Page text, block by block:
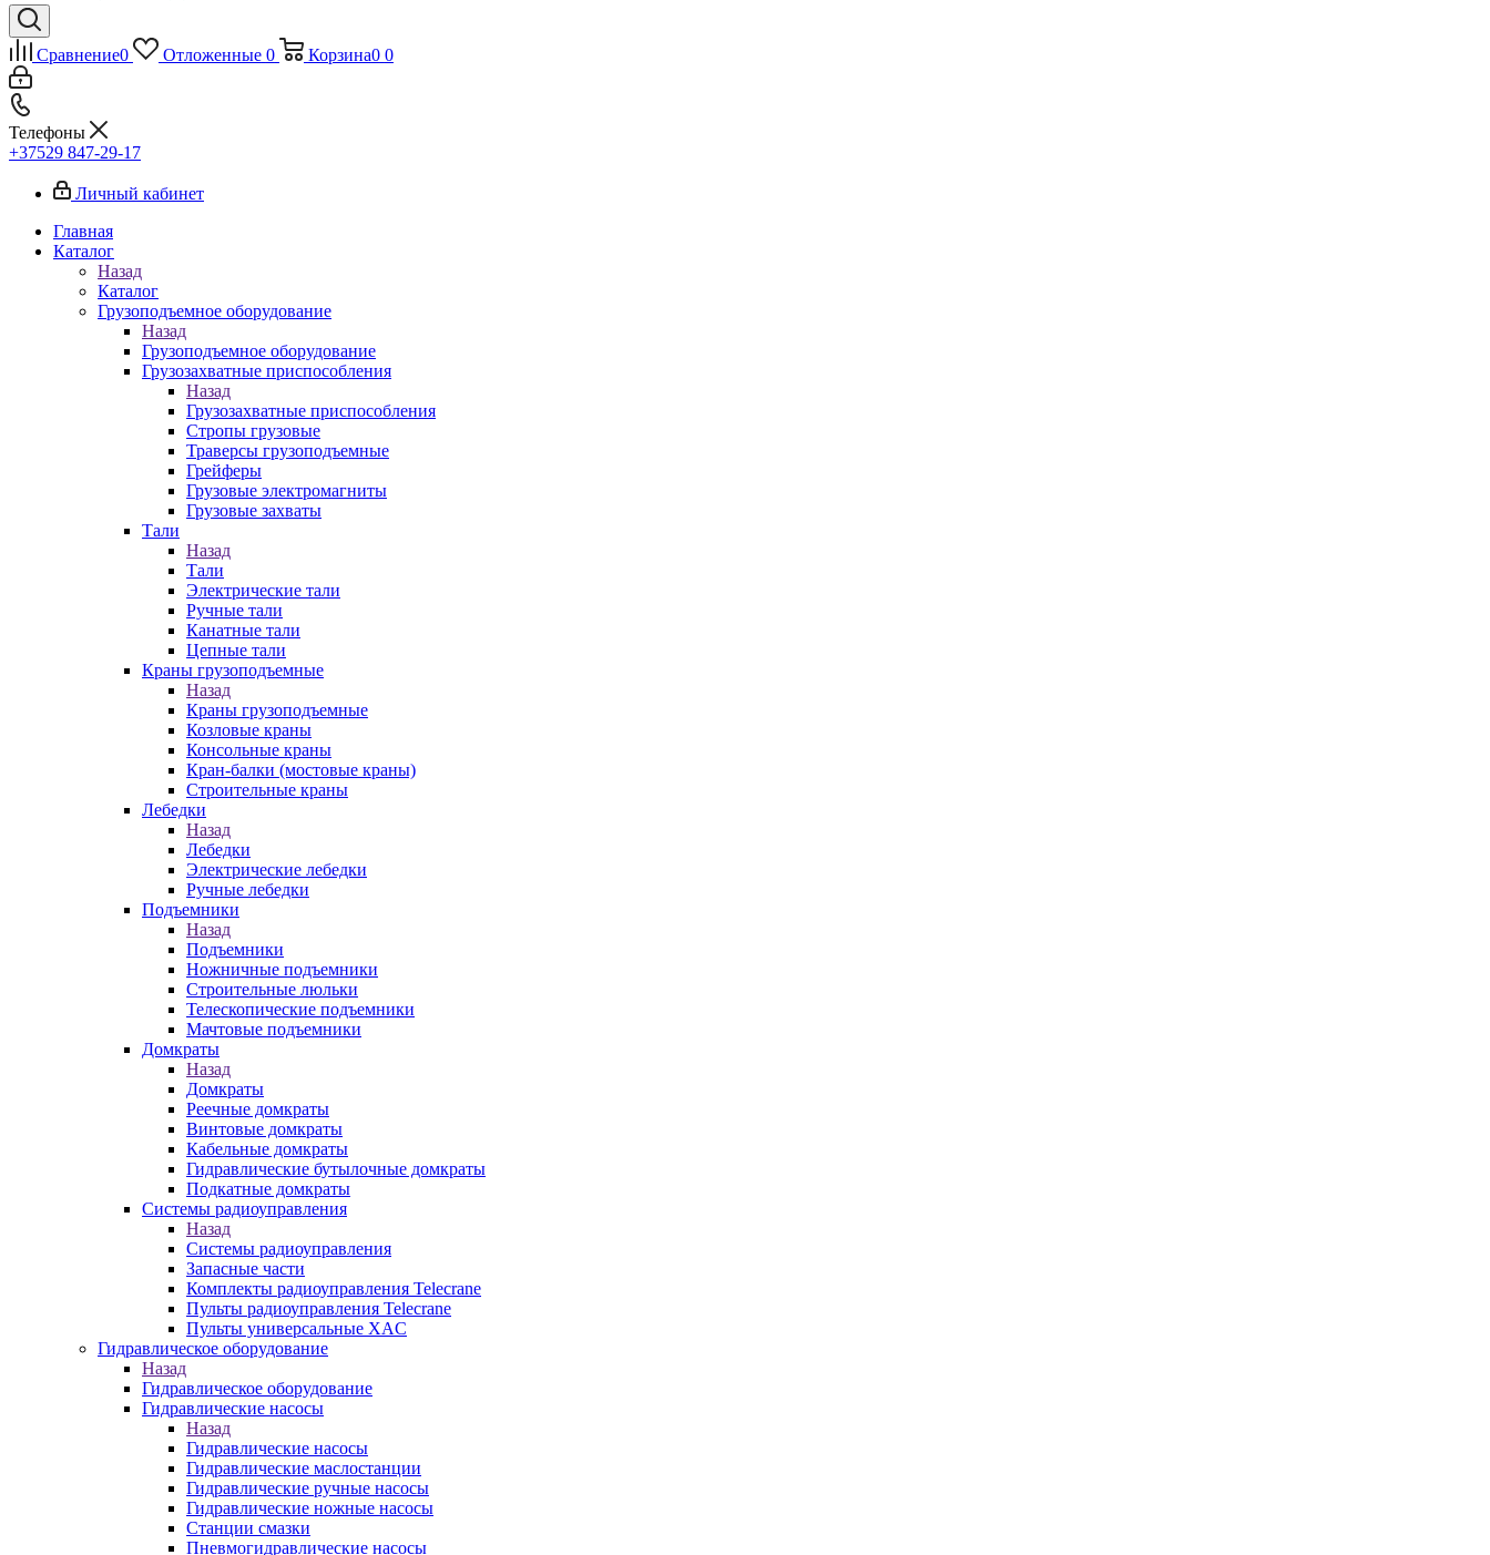
Сравнение0 Отложенные 0 Корзина0 0
Телефоны
+37529 847-29-17‬
Личный кабинет
Главная
Каталог
Назад
Каталог
Грузоподъемное оборудование
Назад
Грузоподъемное оборудование
Грузозахватные приспособления
Назад
Грузозахватные приспособления
Стропы грузовые
Траверсы грузоподъемные
Грейферы
Грузовые электромагниты
Грузовые захваты
Тали
Назад
Тали
Электрические тали
Ручные тали
Канатные тали
Цепные тали
Краны грузоподъемные
Назад
Краны грузоподъемные
Козловые краны
Консольные краны
Кран-балки (мостовые краны)
Строительные краны
Лебедки
Назад
Лебедки
Электрические лебедки
Ручные лебедки
Подъемники
Назад
Подъемники
Ножничные подъемники
Строительные люльки
Телескопические подъемники
Мачтовые подъемники
Домкраты
Назад
Домкраты
Реечные домкраты
Винтовые домкраты
Кабельные домкраты
Гидравлические бутылочные домкраты
Подкатные домкраты
Системы радиоуправления
Назад
Системы радиоуправления
Запасные части
Комплекты радиоуправления Telecrane
Пульты радиоуправления Telecrane
Пульты универсальные XAC
Гидравлическое оборудование
Назад
Гидравлическое оборудование
Гидравлические насосы
Назад
Гидравлические насосы
Гидравлические маслостанции
Гидравлические ручные насосы
Гидравлические ножные насосы
Станции смазки
Пневмогидравлические насосы